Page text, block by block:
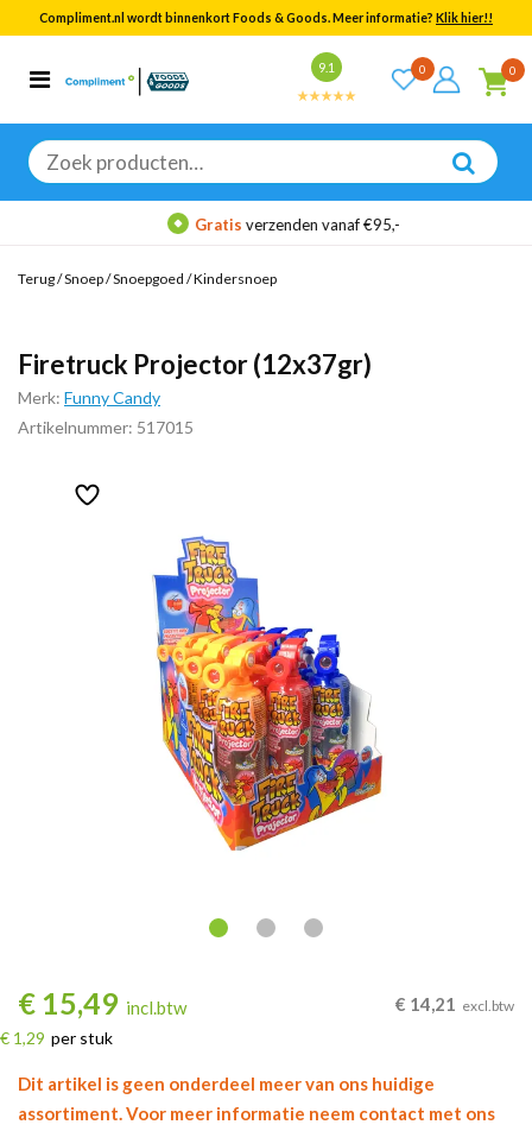
Compliment.nl wordt binnenkort Foods & Goods. Meer informatie? Klik hier!!
9.1 0 0
Zoeken
naar:
Categorieën
Bekijk alle resultaten
Gratisverzenden vanaf €95,-
Terug/Snoep/Snoepgoed /Kindersnoep
Firetruck Projector (12x37gr)
Merk: Funny Candy
Artikelnummer: 517015
€ 15,49 incl.btw
€ 1,29 per stuk
€ 14,21 excl.btw
Dit artikel is geen onderdeel meer van ons huidige
assortiment. Voor meer informatie neem contact met ons